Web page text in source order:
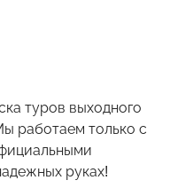
туров выходного
работаем только с
руках!